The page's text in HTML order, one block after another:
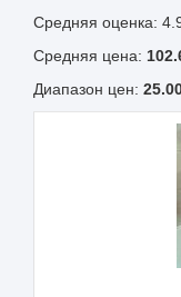
Средняя оценка:
Средняя цена:
Диапазон цен: